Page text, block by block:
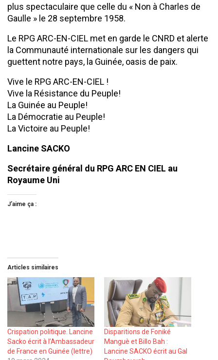
plus spectaculaire que celle du « Non à Charles de
Gaulle » le 28 septembre 1958.
Le RPG ARC-EN-CIEL met en garde le CNRD et alerte
la Communauté internationale sur les dangers qui
guettent notre pays, la Guinée, oasis de paix.
Vive le RPG ARC-EN-CIEL !
Vive la Résistance du Peuple!
La Guinée au Peuple!
La Démocratie au Peuple!
La Victoire au Peuple!
Lancine SACKO
Secrétaire général du RPG ARC EN CIEL au
Royaume Uni
J’aime ça :
Articles similaires
Crispation politique. Lancine
Sacko écrit à l’Ambassadeur
de France en Guinée (lettre)
Disparitions de Foniké
Manguè et Billo Bah :
Lancine SACKO écrit au Gal